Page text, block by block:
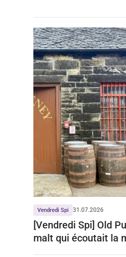
Vendredi Spi 31.07.2026
[Vendredi Spi] Old
malt qui écoutait la